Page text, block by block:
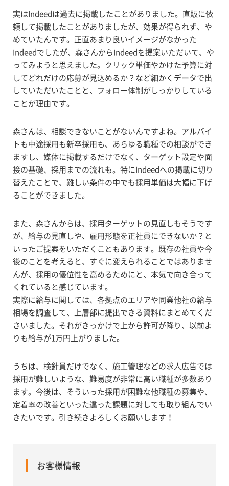
実はIndeedは過去に掲載したことがありました。直販に依
頼して掲載したことがありましたが、効果が得られず、や
めていたんです。正直あまり良いイメージがなかった
Indeedでしたが、森さんからIndeedを提案いただいて、や
ってみようと思えました。クリック単価やかけた予算に対
してどれだけの応募が見込めるか？など細かくデータで出
していただいたことと、フォロー体制がしっかりしている
ことが理由です。
森さんは、相談できないことがないんですよね。アルバイ
トも中途採用も新卒採用も、あらゆる職種での相談ができ
ますし、媒体に掲載するだけでなく、ターゲット設定や面
接の基礎、採用までの流れも。特にIndeedへの掲載に切り
替えたことで、難しい条件の中でも採用単価は大幅に下げ
ることができました。
また、森さんからは、採用ターゲットの見直しもそうです
が、給与の見直しや、雇用形態を正社員にできないか？と
いったご提案をいただくこともあります。既存の社員や今
後のことを考えると、すぐに変えられることではありませ
んが、採用の優位性を高めるためにと、本気で向き合って
くれていると感じています。
実際に給与に関しては、各拠点のエリアや同業他社の給与
相場を調査して、上層部に提出できる資料にまとめてくだ
さいました。それがきっかけで上から許可が降り、以前よ
りも給与が1万円上がりました。
うちは、検針員だけでなく、施工管理などの求人広告では
採用が難しいような、難易度が非常に高い職種が多数あり
ます。今後は、そういった採用が困難な他職種の募集や、
定着率の改善といった違った課題に対しても取り組んでい
きたいです。引き続きよろしくお願いします！
お客様情報